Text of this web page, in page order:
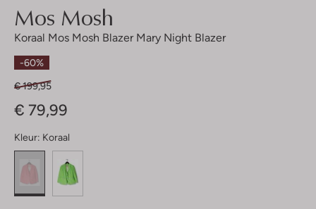
Mos Mosh
Koraal Mos Mosh Blazer Mary Night Blazer
-60%
€ 199,95
€ 79,99
Kleur: Koraal